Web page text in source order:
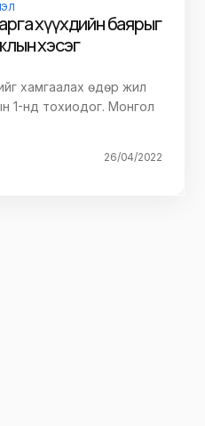
хүүхдийн баярыг
хэсэг
хамгаалах өдөр жил
1-нд тохиодог. Монгол
26/04/2022